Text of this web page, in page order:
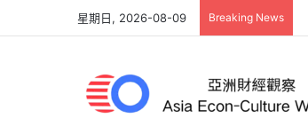
星期日, 2026-08-09 Breaking News